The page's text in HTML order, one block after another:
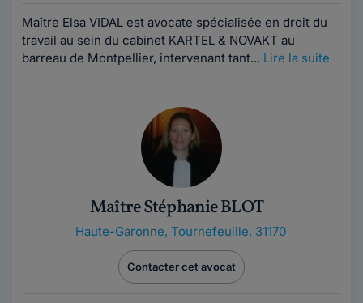
Maître Elsa VIDAL est avocate spécialisée en droit du
travail au sein du cabinet KARTEL & NOVAKT au
barreau de Montpellier, intervenant tant... Lire la suite
Maître Stéphanie BLOT
Haute-Garonne, Tournefeuille, 31170
Contacter cet avocat